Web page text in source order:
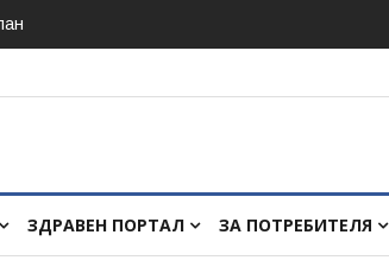
ЗДРАВЕН ПОРТАЛ ЗА ПОТРЕБИТЕЛЯ